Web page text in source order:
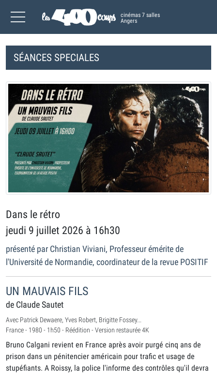
cinémas 7 salles
Angers
SÉANCES SPECIALES
Dans le rétro
jeudi 9 juillet 2026 à 16h30
présenté par Christian Viviani, Professeur émérite de
l'Université de Normandie, coordinateur de la revue POSITIF
UN MAUVAIS FILS
de Claude Sautet
Avec Patrick Dewaere, Yves Robert, Brigitte Fossey...
France - 1980 - 1h50 - Réédition - Version restaurée 4K
Bruno Calgani revient en France après avoir purgé cinq ans de
prison dans un pénitencier américain pour trafic et usage de
stupéfiants. A Roissy, la police l'informe des contrôles qu'il devra